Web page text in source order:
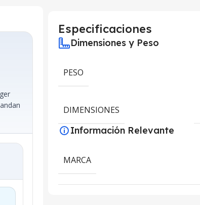
Especificaciones
Dimensiones y Peso
PESO
DIMENSIONES
Información Relevante
MARCA